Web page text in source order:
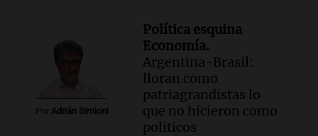
Por Adrián Simioni
Política esquina
Economía.
Argentina-Brasil:
lloran como
patriagrandistas lo
que no hicieron como
politicos